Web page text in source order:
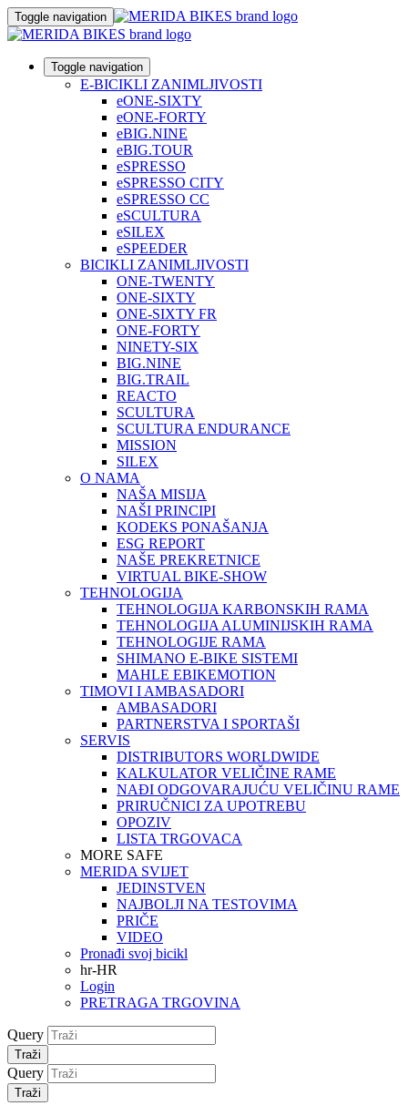
Toggle navigation
Toggle navigation
E-BICIKLI ZANIMLJIVOSTI
eONE-SIXTY
eONE-FORTY
eBIG.NINE
eBIG.TOUR
eSPRESSO
eSPRESSO CITY
eSPRESSO CC
eSCULTURA
eSILEX
eSPEEDER
BICIKLI ZANIMLJIVOSTI
ONE-TWENTY
ONE-SIXTY
ONE-SIXTY FR
ONE-FORTY
NINETY-SIX
BIG.NINE
BIG.TRAIL
REACTO
SCULTURA
SCULTURA ENDURANCE
MISSION
SILEX
O NAMA
NAŠA MISIJA
NAŠI PRINCIPI
KODEKS PONAŠANJA
ESG REPORT
NAŠE PREKRETNICE
VIRTUAL BIKE-SHOW
TEHNOLOGIJA
TEHNOLOGIJA KARBONSKIH RAMA
TEHNOLOGIJA ALUMINIJSKIH RAMA
TEHNOLOGIJE RAMA
SHIMANO E-BIKE SISTEMI
MAHLE EBIKEMOTION
TIMOVI I AMBASADORI
AMBASADORI
PARTNERSTVA I SPORTAŠI
SERVIS
DISTRIBUTORS WORLDWIDE
KALKULATOR VELIČINE RAME
NAĐI ODGOVARAJUĆU VELIČINU RAME
PRIRUČNICI ZA UPOTREBU
OPOZIV
LISTA TRGOVACA
MORE SAFE
MERIDA SVIJET
JEDINSTVEN
NAJBOLJI NA TESTOVIMA
PRIČE
VIDEO
Pronađi svoj bicikl
hr-HR
Login
PRETRAGA TRGOVINA
Query
Traži
Query
Traži